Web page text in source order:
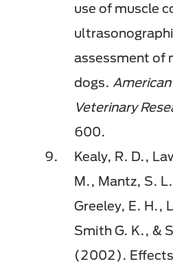
use of muscle
assessment of
dogs.
Veterinary
600.
Kealy, R. D.,
M., Mantz, S.
Greeley, E. H.,
Smith G. K., &
(2002).